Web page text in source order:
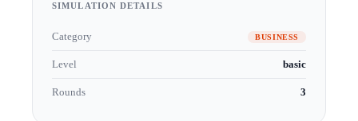
SIMULATION DETAILS
Category BUSINESS
Level basic
Rounds 3